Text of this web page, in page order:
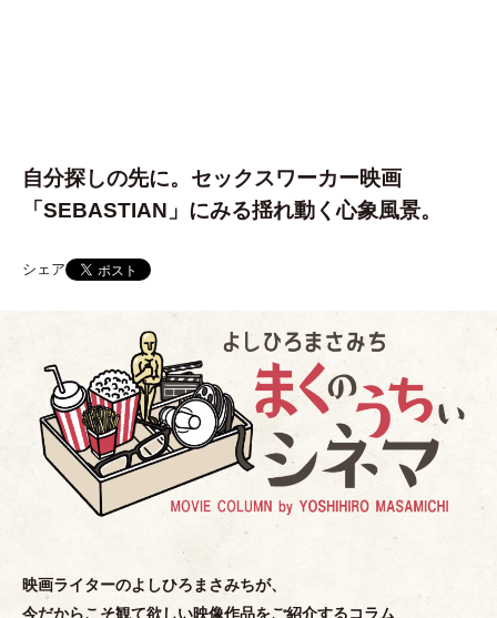
自分探しの先に。セックスワーカー映画
「SEBASTIAN」にみる揺れ動く心象風景。
シェア
映画ライターのよしひろまさみちが、
今だからこそ観て欲しい映像作品をご紹介するコラム